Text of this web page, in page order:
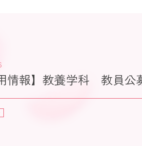
情報】教養学科 教員公